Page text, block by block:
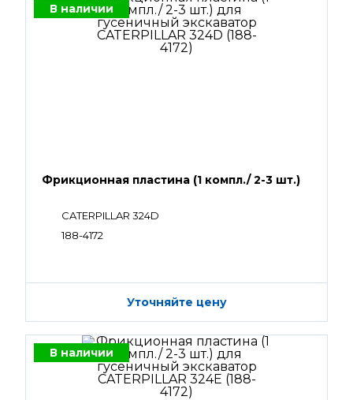
В наличии
Фрикционная пластина (1 компл./ 2-3 шт.)
CATERPILLAR 324D
188-4172
Уточняйте цену
В наличии